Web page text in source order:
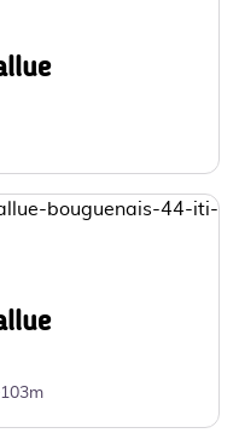
44-iti-14 - ©Guy HERREMAN
44-iti-14 - ©Guy HERREMAN